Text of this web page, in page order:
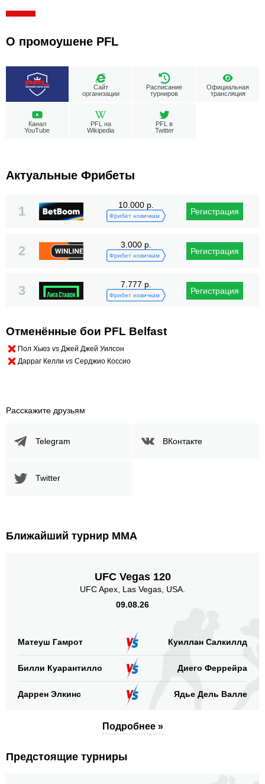
О промоушене PFL
Сайт
организации
Расписание
турниров
Официальная
трансляция
Канал
YouTube
PFL на
Wikipedia
PFL в
Twitter
Актуальные Фрибеты
1 10.000 р.
Фрибет новичкам Регистрация
2 3.000 р.
Фрибет новичкам Регистрация
3 7.777 р.
Фрибет новичкам Регистрация
Отменённые бои PFL Belfast
Пол Хьюз vs Джей Джей Уилсон
Дарраг Келли vs Серджио Коссио
Расскажите друзьям
Telegram ВКонтакте
Twitter
Ближайший турнир ММА
UFC Vegas 120
UFC Apex, Las Vegas, USA.
09.08.26
Матеуш Гамрот Куиллан Салкиллд
Билли Куарантилло Диего Феррейра
Даррен Элкинс Ядье Дель Валле
Подробнее »
Предстоящие турниры